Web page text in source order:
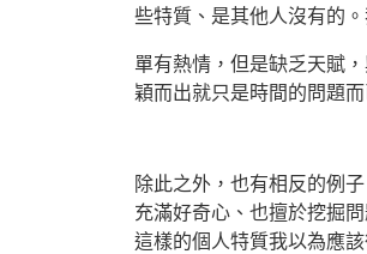
些特質、是其他人沒有的
單有熱情，但是缺乏天賦
穎而出就只是時間的問題而
除此之外，也有相反的例
充滿好奇心、也擅於挖掘
這樣的個人特質我以為應